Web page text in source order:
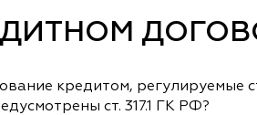
кредитом, регулируемые
ст. 317.1 ГК РФ?